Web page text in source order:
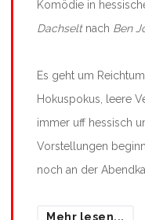
Komödie in
Dachseltnach Ben
Es geht um
Hokuspokus, leere
immer uff hessisch
Vorstellungen
noch an der
Mehr lesen...